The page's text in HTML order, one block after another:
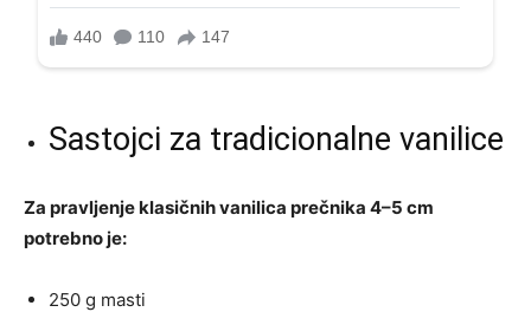
Sastojci za tradicionalne vanilice
Za pravljenje klasičnih vanilica prečnika 4–5 cm
potrebno je:
250 g masti